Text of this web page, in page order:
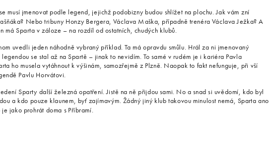
musí jmenovat podle legend, jejichž podobizny budou shlížet na plochu. Jak vám zní
Nebo tribuny Honzy Bergera, Václava Maška, případně trenéra Václava Ježka? A
má Sparta v záloze – na rozdíl od ostatních, chudých klubů.
uvedli jeden náhodně vybraný příklad. Ta má opravdu smůlu. Hrál za ni jmenovaný
se stal až na Spartě – jinak to nevidím. To samé v rudém je i kariéra Pavla
ho musela vytáhnout k výšinám, samozřejmě z Plzně. Naopak to fakt nefunguje, při vší
Pavlu Horvátovi.
Sparty další železná opatření. Jistě na ně přijdou sami. No a snad si uvědomí, kdo byl
a kdo pouze klaunem, byť zajímavým. Žádný jiný klub takovou minulost nemá, Sparta ano
jako prohrát doma s Příbramí.